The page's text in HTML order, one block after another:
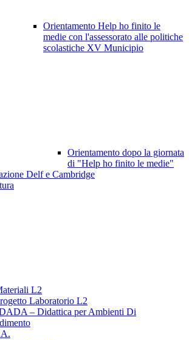
Orientamento Help ho finito le
medie con l'assessorato alle politiche
scolastiche XV Municipio
Orientamento dopo la giornata
di "Help ho finito le medie"
Delf e Cambridge
L2
Laboratorio L2
– Didattica per Ambienti Di